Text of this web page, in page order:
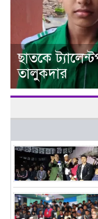
ছাতকে
তালুকদার